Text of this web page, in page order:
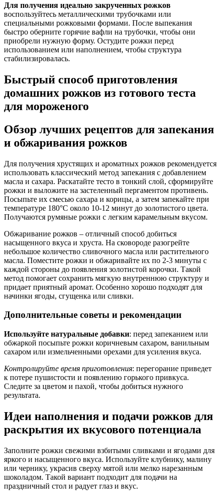
Для получения идеально закрученных рожков
воспользуйтесь металлическими трубочками или
специальными рожковыми формами. После выпекания
быстро оберните горячие вафли на трубочки, чтобы они
приобрели нужную форму. Остудите рожки перед
использованием или наполнением, чтобы структура
стабилизировалась.
Быстрый способ приготовления
домашних рожков из готового теста
для мороженого
Обзор лучших рецептов для запекания
и обжаривания рожков
Для получения хрустящих и ароматных рожков рекомендуется
использовать классический метод запекания с добавлением
масла и сахара. Раскатайте тесто в тонкий слой, сформируйте
рожки и выложите на застеленный пергаментом противень.
Посыпьте их смесью сахара и корицы, а затем запекайте при
температуре 180°C около 10-12 минут до золотистого цвета.
Получаются румяные рожки с легким карамельным вкусом.
Обжаривание рожков – отличный способ добиться
насыщенного вкуса и хруста. На сковороде разогрейте
небольшое количество сливочного масла или растительного
масла. Поместите рожки и обжаривайте их по 2-3 минуты с
каждой стороны до появления золотистой корочки. Такой
метод помогает сохранить мягкую внутреннюю структуру и
придает приятный аромат. Особенно хорошо подходят для
начинки ягоды, сгущенка или сливки.
Дополнительные советы и рекомендации
Используйте натуральные добавки: перед запеканием или
обжаркой посыпьте рожки коричневым сахаром, ванильным
сахаром или измельченными орехами для усиления вкуса.
Контролируйте время приготовления: перегорание приведет
к потере пушистости и появлению горького привкуса.
Следите за цветом и пахой, чтобы добиться нужного
результата.
Идеи наполнения и подачи рожков для
раскрытия их вкусового потенциала
Заполните рожки свежими взбитыми сливками и ягодами для
яркого и насыщенного вкуса. Используйте клубнику, малину
или чернику, украсив сверху мятой или мелко нарезанным
шоколадом. Такой вариант подходит для подачи на
праздничный стол и радует глаз и вкус.